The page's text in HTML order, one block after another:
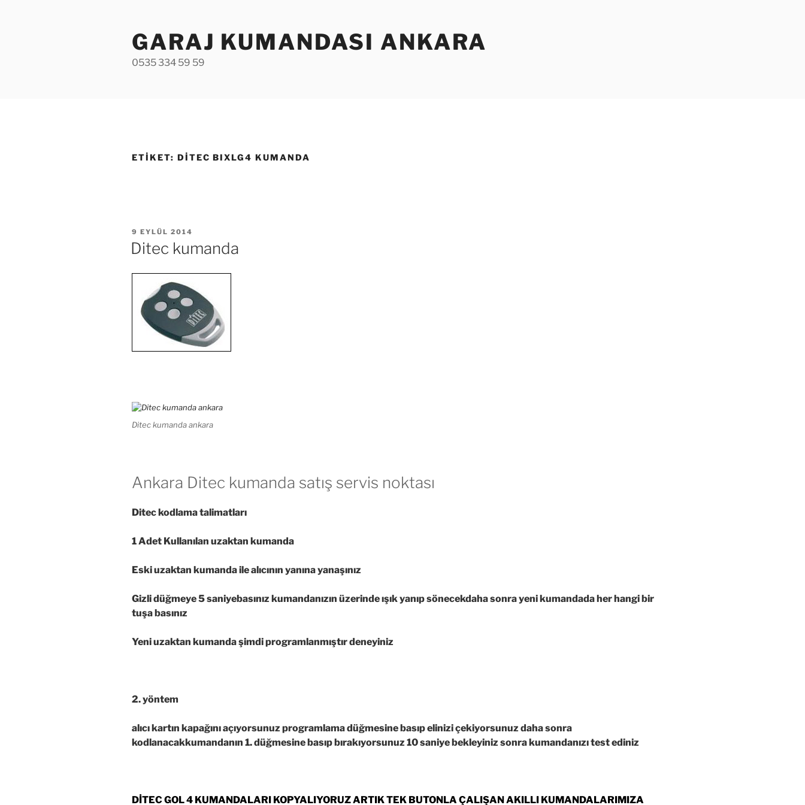
GARAJ KUMANDASI ANKARA
0535 334 59 59
ETIKET: DITEC BIXLG4 KUMANDA
YAYIM
TARIHI
9 EYLÜL 2014
Ditec kumanda
Ditec kumanda ankara
Ankara Ditec kumanda satış servis noktası
Ditec kodlama talimatları
1 Adet Kullanılan uzaktan kumanda
Eski uzaktan kumanda ile alıcının yanına yanaşınız
Gizli düğmeye 5 saniyebasınız kumandanızın üzerinde ışık yanıp sönecekdaha sonra yeni kumandada her hangi bir
tuşa basınız
Yeni uzaktan kumanda şimdi programlanmıştır deneyiniz
2. yöntem
alıcı kartın kapağını açıyorsunuz programlama düğmesine basıp elinizi çekiyorsunuz daha sonra
kodlanacakkumandanın 1. düğmesine basıp bırakıyorsunuz 10 saniye bekleyiniz sonra kumandanızı test ediniz
DİTEC GOL 4 KUMANDALARI KOPYALIYORUZ ARTIK TEK BUTONLA ÇALIŞAN AKILLI KUMANDALARIMIZA